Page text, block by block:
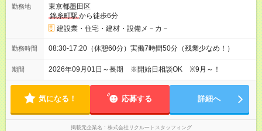
勤務地
東京都墨田区
錦糸町駅から徒歩6分
建設業・住宅・建材・設備メ－カ－
勤務時間 08:30-17:20（休憩60分）実働7時間50分（残業少なめ！）
期間 2026年09月01日～長期 ※開始日相談OK ※9月～！
気になる！ 応募する 詳細へ
掲載元企業名 株式会社リクルートスタッフィング